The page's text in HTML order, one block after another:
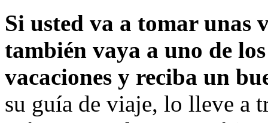
Si usted va a tomar unas
también vaya a uno de
vacaciones y reciba un
su guía de viaje, lo lleve a